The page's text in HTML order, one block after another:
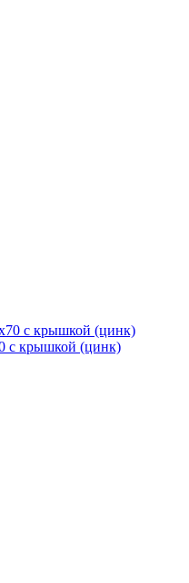
с крышкой (цинк)